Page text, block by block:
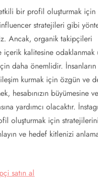
bir profil oluşturmak için
stratejileri gibi
Ancak, organik takipçileri
içerik kalitesine odaklanmak
daha önemlidir.
kurmak için özgün ve
hesabınızın büyümesine
yardımcı olacaktır.
oluşturmak için
ve hedef kitlenizi
satın al